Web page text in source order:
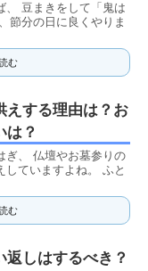
、 豆まきをして「鬼は
分の日に良くやりま
む
えする理由は？お
は？
ぎ、 仏壇やお墓参りの
していますよね。 ふと
む
しはするべき？